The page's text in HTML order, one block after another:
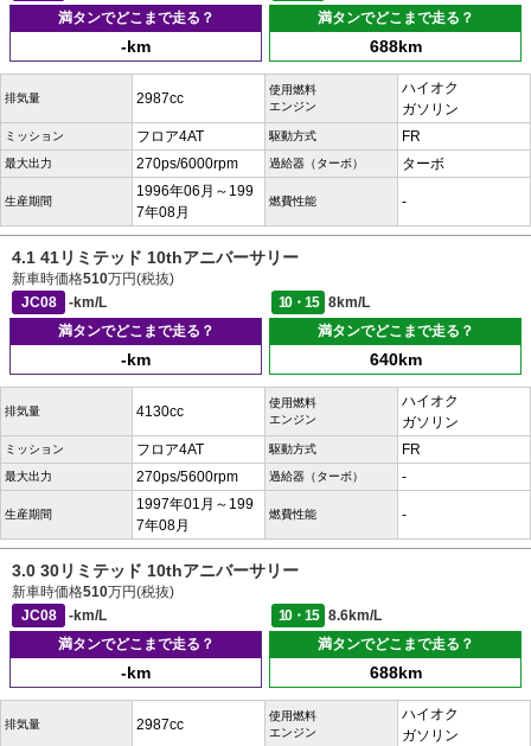
満タンでどこまで走る？
-km
満タンでどこまで走る？
688km
排気量 2987cc
使用燃料
エンジン
ハイオク
ガソリン
ミッション フロア4AT 駆動方式 FR
最大出力 270ps/6000rpm 過給器（ターボ） ターボ
生産期間
1996年06月～199
7年08月
燃費性能 -
4.1 41リミテッド 10thアニバーサリー
新車時価格510万円(税抜)
JC08
-km/L 10・15
8km/L
満タンでどこまで走る？
-km
満タンでどこまで走る？
640km
排気量 4130cc
使用燃料
エンジン
ハイオク
ガソリン
ミッション フロア4AT 駆動方式 FR
最大出力 270ps/5600rpm 過給器（ターボ） -
生産期間
1997年01月～199
7年08月
燃費性能 -
3.0 30リミテッド 10thアニバーサリー
新車時価格510万円(税抜)
JC08
-km/L 10・15
8.6km/L
満タンでどこまで走る？
-km
満タンでどこまで走る？
688km
排気量 2987cc
使用燃料
エンジン
ハイオク
ガソリン